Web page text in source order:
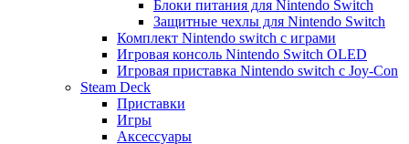
Блоки питания для Nintendo Switch
Защитные чехлы для Nintendo Switch
Комплект Nintendo switch с играми
Игровая консоль Nintendo Switch OLED
Игровая приставка Nintendo switch с Joy-Con
Steam Deck
Приставки
Игры
Аксессуары